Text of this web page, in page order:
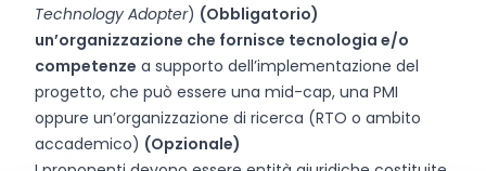
Technology Adopter) (Obbligatorio)
un’organizzazione che fornisce tecnologia e/o
competenze a supporto dell’implementazione del
progetto, che può essere una mid-cap, una PMI
oppure un’organizzazione di ricerca (RTO o ambito
accademico) (Opzionale)